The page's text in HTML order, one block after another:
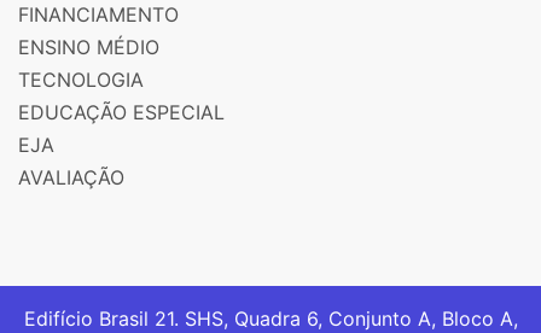
FINANCIAMENTO
ENSINO MÉDIO
TECNOLOGIA
EDUCAÇÃO ESPECIAL
EJA
AVALIAÇÃO
Edifício Brasil 21. SHS, Quadra 6, Conjunto A, Bloco A,